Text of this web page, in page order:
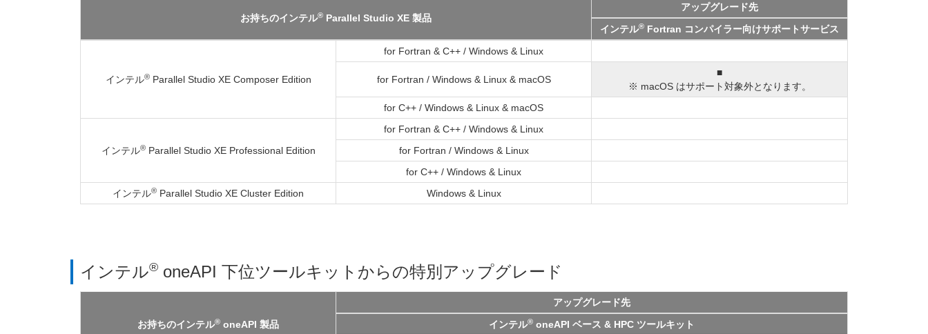
お持ちのインテル® Parallel Studio XE 製品
アップグレード先
インテル® Fortran コンパイラー向けサポートサービス
インテル®Parallel Studio XE Composer Edition
for Fortran & C++ / Windows & Linux
for Fortran / Windows & Linux & macOS
■
※ macOS はサポート対象外となります。
for C++ / Windows & Linux & macOS
インテル®Parallel Studio XE Professional Edition
for Fortran & C++ / Windows & Linux
for Fortran / Windows & Linux
for C++ / Windows & Linux
インテル® Parallel Studio XE Cluster Edition Windows & Linux
インテル® oneAPI 下位ツールキットからの特別アップグレード
お持ちのインテル® oneAPI 製品
アップグレード先
インテル® oneAPI ベース & HPC ツールキット